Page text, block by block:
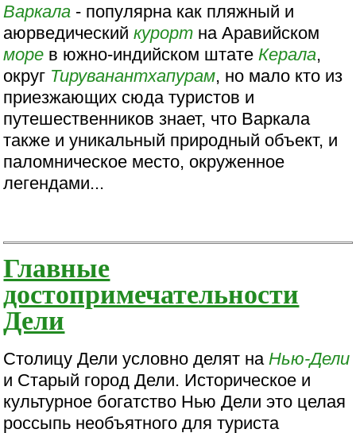
Варкала - популярна как пляжный и
аюрведическийкурорт на Аравийском
море в южно-индийском штате Керала,
округ Тируванантхапурам, но мало кто из
приезжающих сюда туристов и
путешественников знает, что Варкала
также и уникальный природный объект, и
паломническое место, окруженное
легендами...
Главные
достопримечательности
Дели
Столицу Дели условно делят на Нью-Дели
и Старый город Дели. Историческое и
культурное богатство Нью Дели это целая
россыпь необъятного для туриста